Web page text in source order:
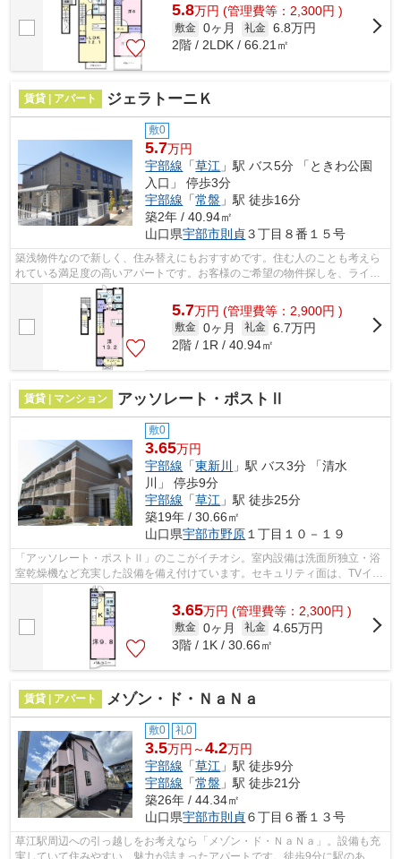
5.8万円 (管理費等：2,300円 )
敷金 0ヶ月 礼金 6.8万円
2階 / 2LDK / 66.21㎡
賃貸 | アパート ジェラトーニＫ
敷0
5.7万円
宇部線 「草江 」駅 バス5分 「ときわ公園
入口」 停歩3分
宇部線 「常盤 」駅 徒歩16分
築2年 / 40.94㎡
山口県宇部市則貞３丁目８番１５号
築浅物件なので新しく、住み替えにもおすすめです。住む人のことも考えら
れている満足度の高いアパートです。お客様のご希望の物件探しを、ライフ
クエストにおまかせください。たくさ...
5.7万円 (管理費等：2,900円 )
敷金 0ヶ月 礼金 6.7万円
2階 / 1R / 40.94㎡
賃貸 | マンション アッソレート・ポストⅡ
敷0
3.65万円
宇部線 「東新川
」駅 バス3分 「清水
川」 停歩9分
宇部線 「草江 」駅 徒歩25分
築19年 / 30.66㎡
山口県宇部市野原 １丁目１０－１９
「アッソレート・ポストⅡ」のここがイチオシ。室内設備は洗面所独立・浴
室乾燥機など充実した設備を備え付けています。セキュリティ面は、TVイン
ターホン・オートロックなどを設置して...
3.65万円 (管理費等：2,300円 )
敷金 0ヶ月 礼金 4.65万円
3階 / 1K / 30.66㎡
賃貸 | アパート メゾン・ド・ＮａＮａ
敷0 礼0
3.5万円～4.2万円
宇部線 「草江 」駅 徒歩9分
宇部線 「常盤 」駅 徒歩21分
築26年 / 44.34㎡
山口県宇部市則貞６丁目６番１３号
草江駅周辺への引っ越しをお考えなら「メゾン・ド・ＮａＮａ」。設備も充
実していて住みやすい、魅力が詰まったアパートです。徒歩9分に駅のあ